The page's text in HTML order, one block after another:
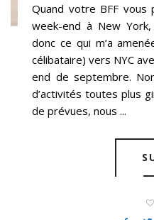
Quand votre BFF
week-end à New
donc ce qui m’a
célibataire) vers NYC
end de septembre.
d’activités toutes plus
de prévues, nous ...